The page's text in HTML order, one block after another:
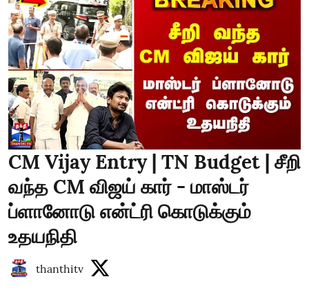
CM Vijay Entry | TN Budget | சீறி
வந்த CM விஜய் கார் - மாஸ்டர்
ப்ளானோடு என்ட்ரி கொடுக்கும்
உதயநிதி
thanthitv